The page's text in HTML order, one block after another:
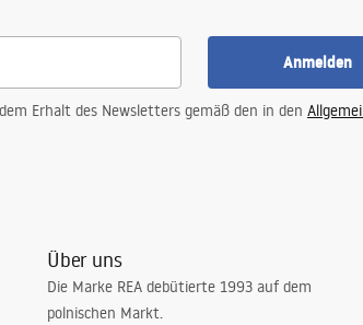
Anmelden
Erhalt des Newsletters gemäß den in den
Über uns
Die Marke REA debütierte 1993 auf dem
polnischen Markt.